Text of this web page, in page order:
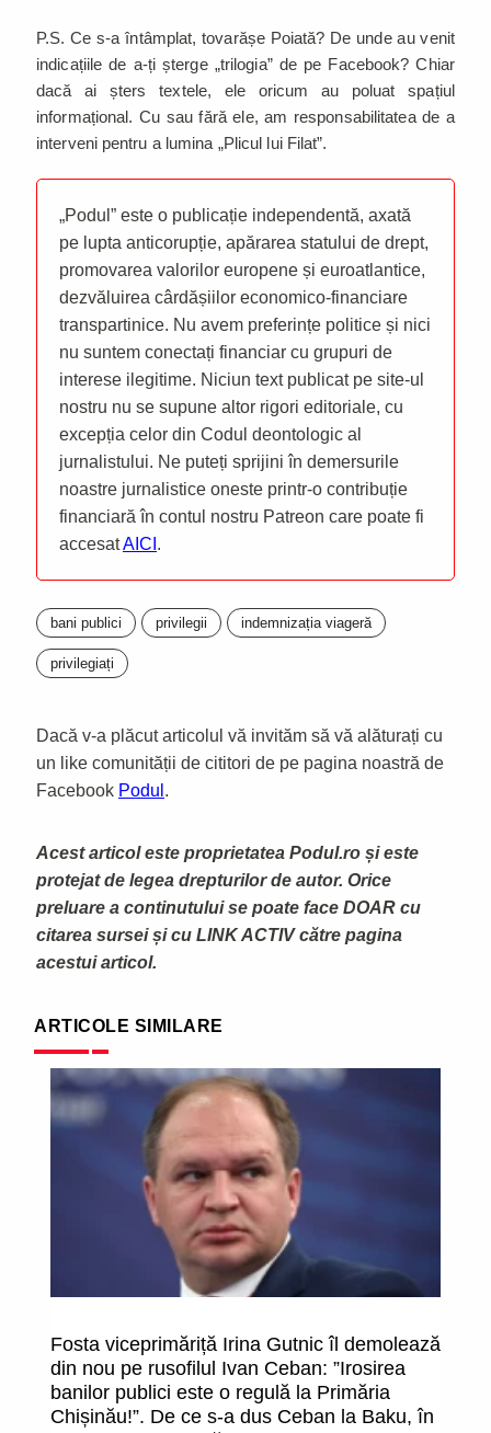
P.S. Ce s-a întâmplat, tovarășe Poiată? De unde au venit
indicațiile de a-ți șterge „trilogia” de pe Facebook? Chiar
dacă ai șters textele, ele oricum au poluat spațiul
informațional. Cu sau fără ele, am responsabilitatea de a
interveni pentru a lumina „Plicul lui Filat”.
„Podul” este o publicație independentă, axată
pe lupta anticorupție, apărarea statului de drept,
promovarea valorilor europene și euroatlantice,
dezvăluirea cârdășiilor economico-financiare
transpartinice. Nu avem preferințe politice și nici
nu suntem conectați financiar cu grupuri de
interese ilegitime. Niciun text publicat pe site-ul
nostru nu se supune altor rigori editoriale, cu
excepția celor din Codul deontologic al
jurnalistului. Ne puteți sprijini în demersurile
noastre jurnalistice oneste printr-o contribuție
financiară în contul nostru Patreon care poate fi
accesatAICI .
bani publici privilegii indemnizația viageră
privilegiați
Dacă v-a plăcut articolul vă invităm să vă alăturați cu
un like comunității de cititori de pe pagina noastră de
Facebook Podul .
Acest articol este proprietatea Podul.ro și este
protejat de legea drepturilor de autor. Orice
preluare a continutului se poate face DOAR cu
citarea sursei și cu LINK ACTIV către pagina
acestui articol.
ARTICOLE SIMILARE
Fosta viceprimăriță Irina Gutnic îl demolează
din nou pe rusofilul Ivan Ceban: ”Irosirea
banilor publici este o regulă la Primăria
Chișinău!”. De ce s-a dus Ceban la Baku, în